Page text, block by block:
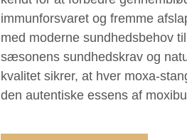
immunforsvaret og fremme
med moderne sundhedsbehov
sæsonens sundhedskrav og
kvalitet sikrer, at hver moxa-
den autentiske essens af